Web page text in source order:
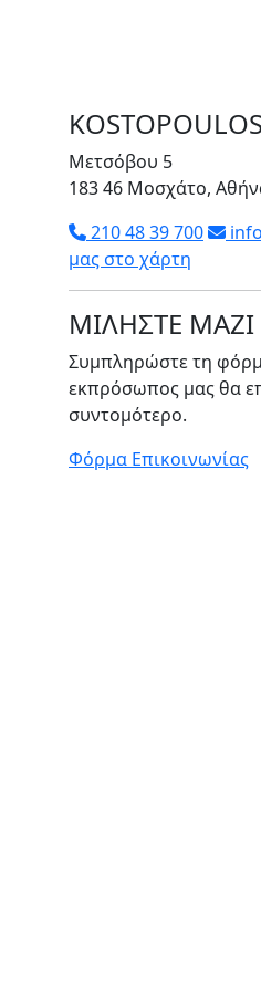
Μετσόβου 5
183 46 Μοσχάτο,
210 48 39 700
μας στο χάρτη
ΜΙΛΗΣΤΕ
Συμπληρώστε τη
εκπρόσωπος μας θα
συντομότερο.
Φόρμα Επικοινωνίας